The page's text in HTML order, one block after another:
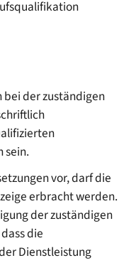
bei der zuständigen
sein.
vor, darf die
erbracht werden.
der zuständigen
die
Dienstleistung